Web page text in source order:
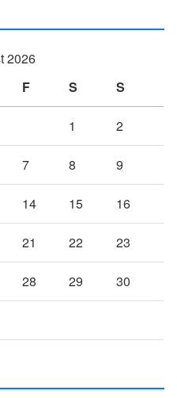
2026
F S S
1 2
7 8 9
14 15 16
21 22 23
28 29 30